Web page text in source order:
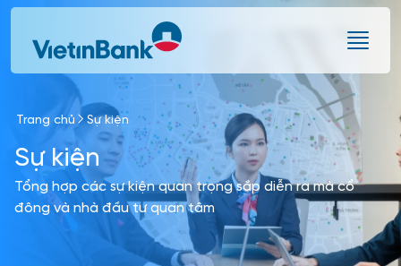
Skip to Main Content
Trang chủ Sự kiện
Sự kiện
Tổng hợp các sự kiện quan trọng sắp diễn ra mà cổ
đông và nhà đầu tư quan tâm